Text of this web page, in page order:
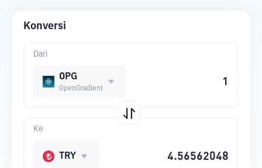
Konversi
Dari
OPG
OpenGradient
Ke
TRY